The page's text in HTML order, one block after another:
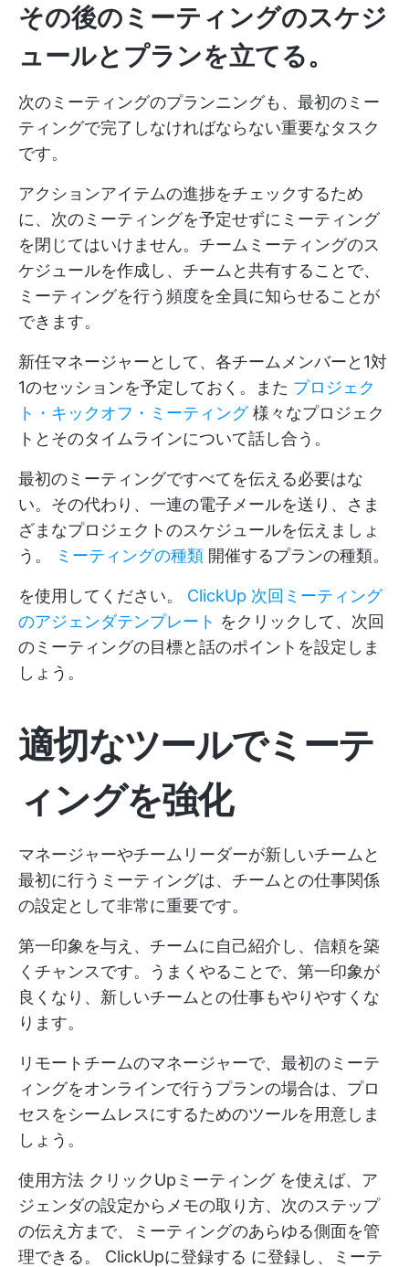
その後のミーティングのスケジ
ュールとプランを立てる。
次のミーティングのプランニングも、最初のミー
ティングで完了しなければならない重要なタスク
です。
アクションアイテムの進捗をチェックするため
に、次のミーティングを予定せずにミーティング
を閉じてはいけません。チームミーティングのス
ケジュールを作成し、チームと共有することで、
ミーティングを行う頻度を全員に知らせることが
できます。
新任マネージャーとして、各チームメンバーと1対
1のセッションを予定しておく。また プロジェク
ト・キックオフ・ミーティング様々なプロジェク
トとそのタイムラインについて話し合う。
最初のミーティングですべてを伝える必要はな
い。その代わり、一連の電子メールを送り、さま
ざまなプロジェクトのスケジュールを伝えましょ
う。
ミーティングの種類 開催するプランの種類。
を使用してください。 ClickUp 次回ミーティング
のアジェンダテンプレート をクリックして、次回
のミーティングの目標と話のポイントを設定しま
しょう。
適切なツールでミーテ
ィングを強化
マネージャーやチームリーダーが新しいチームと
最初に行うミーティングは、チームとの仕事関係
の設定として非常に重要です。
第一印象を与え、チームに自己紹介し、信頼を築
くチャンスです。うまくやることで、第一印象が
良くなり、新しいチームとの仕事もやりやすくな
ります。
リモートチームのマネージャーで、最初のミーテ
ィングをオンラインで行うプランの場合は、プロ
セスをシームレスにするためのツールを用意しま
しょう。
使用方法 クリックUpミーティングを使えば、ア
ジェンダの設定からメモの取り方、次のステップ
の伝え方まで、ミーティングのあらゆる側面を管
理できる。 ClickUpに登録する に登録し、ミーテ